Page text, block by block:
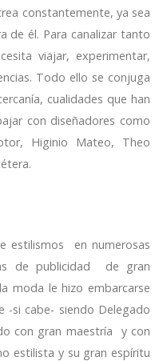
constantemente, ya sea
de él. Para canalizar tanto
viajar, experimentar,
Todo ello se conjuga
cualidades que han
con diseñadores como
Higinio Mateo, Theo
estilismos en numerosas
de publicidad de gran
moda le hizo embarcarse
-si cabe- siendo Delegado
con gran maestría y con
estilista y su gran espíritu